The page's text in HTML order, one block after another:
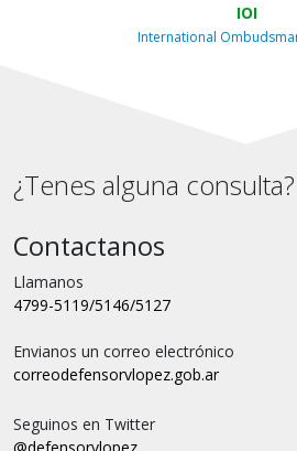
IOI
International
¿Tenes alguna consulta?
Contactanos
Llamanos
4799-5119/5146/5127
Envianos un correo electrónico
correodefensorvlopez.gob.ar
Seguinos en Twitter